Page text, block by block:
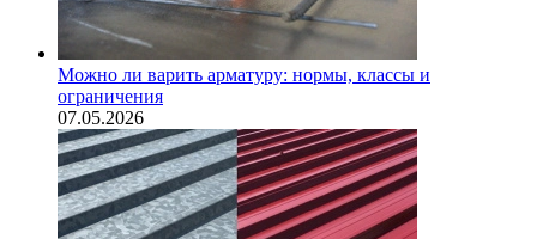
Можно ли варить арматуру: нормы, классы и
ограничения
07.05.2026